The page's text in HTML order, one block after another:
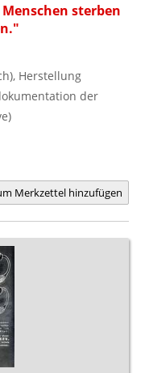
sterben
Herstellung
der
Merkzettel hinzufügen